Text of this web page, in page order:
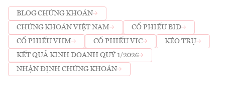
BLOG CHỨNG KHOÁN
CHỨNG KHOÁN VIỆT NAM
CỔ PHIẾU BID
CỔ PHIẾU VHM
CỔ PHIẾU VIC
KÉO TRỤ
KẾT QUẢ KINH DOANH QUÝ 1/2026
NHẬN ĐỊNH CHỨNG KHOÁN